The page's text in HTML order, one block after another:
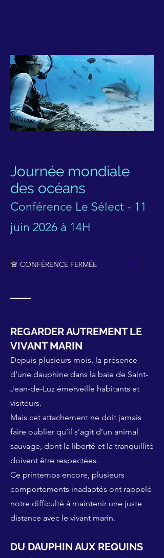
Journée mondiale
des océans
Conférence Le Sélect - 11
juin 2026 à 14H
🚨 CONFÉRENCE FERMÉE
REGARDER AUTREMENT LE
VIVANT MARIN
Depuis plusieurs mois, la présence
d’une dauphine dans la baie de Saint-
Jean-de-Luz émerveille habitants et
visiteurs.
Mais cet attachement ne doit jamais
faire oublier qu’il s’agit d’un animal
sauvage, dont la liberté et la tranquillité
doivent être respectées.
Ce printemps encore, plusieurs
comportements inadaptés ont rappelé
notre difficulté à maintenir une juste
distance avec le vivant marin.
DU DAUPHIN AUX REQUINS